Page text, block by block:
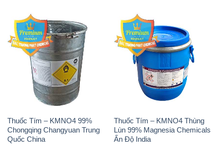
Thuốc Tím – KMNO4 99%
Chongqing Changyuan Trung
Quốc China
Thuốc Tím – KMNO4 Thùng
Lùn 99% Magnesia Chemicals
Ấn Độ India